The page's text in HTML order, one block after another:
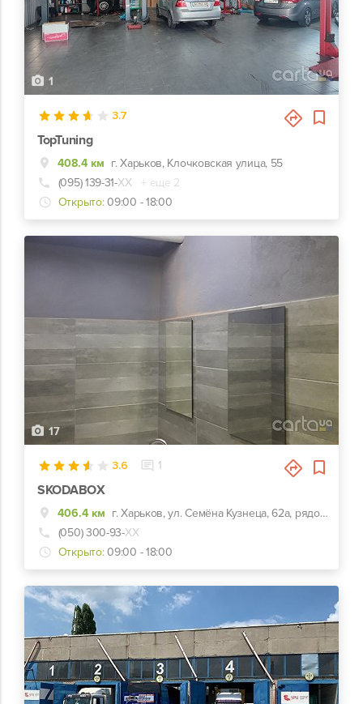
1
3.7
TopTuning
408.4 км г. Харьков, Клочковская улица, 55
(095) 139-31-ХХ
+ еще 2
Открыто: 09:00 - 18:00
17
3.6 1
SKODABOX
406.4 км
г. Харьков, ул. Семёна Кузнеца, 62а, рядом Воробьевы горы на Полях и Барс
(050) 300-93-ХХ
Открыто: 09:00 - 18:00